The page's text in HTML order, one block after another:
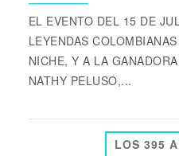
EL EVENTO DEL 15 DE
LEYENDAS
NICHE, Y A LA
NATHY PELUSO,...
LOS 395